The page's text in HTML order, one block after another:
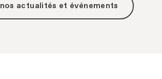
nos actualités et événements